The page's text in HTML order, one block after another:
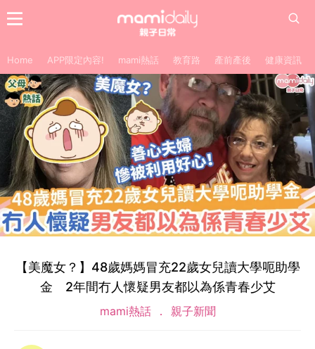
Home APP限定內容! mami熱話 教育路 產前產後 健康資訊
【美魔女？】48歲媽媽冒充22歲女兒讀大學呃助學
金 2年間冇人懷疑男友都以為係青春少艾
mami熱話 親子新聞